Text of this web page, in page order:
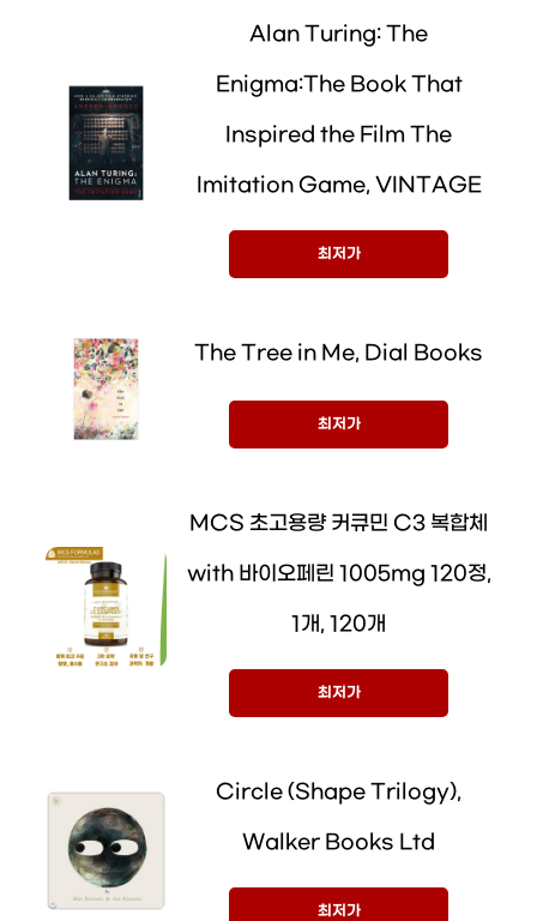
Alan Turing: The
Enigma:The Book That
Inspired the Film The
Imitation Game, VINTAGE
최저가
The Tree in Me, Dial Books
최저가
MCS 초고용량 커큐민 C3 복합체
with 바이오페린 1005mg 120정,
1개, 120개
최저가
Circle (Shape Trilogy),
Walker Books Ltd
최저가